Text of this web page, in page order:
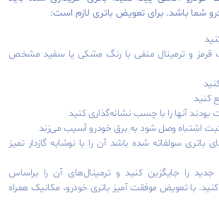
شما باشد. برای تعویض باتری لازم است:
قرمز و ترمینال منفی با رنگ مشکی یا سفید مشخص
کنید
بودند آنها را با چسب نشانه‌گذاری کنید
اشتباه وصل شود به برق خودرو آسیب می‌زند
سولفاته شده باشد آن را با نوشابه گازدار تمیز
جدید را جایگزین کنید و ترمینال‌های آن را براساس
با تعویض موفقت آمیز باتری خودرو، مکانیک همراه